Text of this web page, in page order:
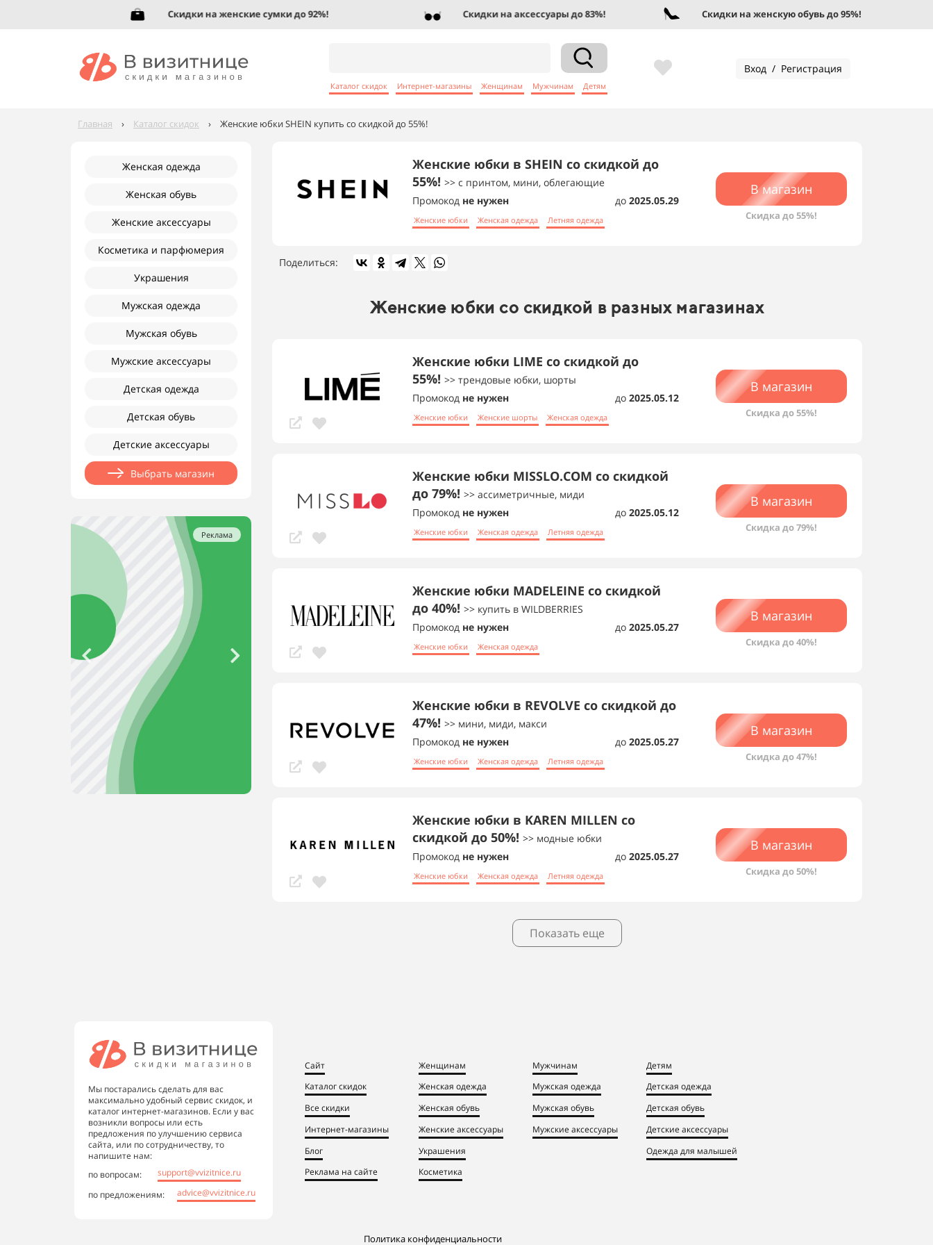
Скидки на женские сумки до 92%! Скидки на аксессуары до 83%! Скидки на женскую обувь до 95%!
Каталог скидок Интернет-магазины Женщинам Мужчинам Детям
Вход / Регистрация
Главная › Каталог скидок › Женские юбки SHEIN купить со скидкой до 55%!
Женская одежда
Женская обувь
Женские аксессуары
Косметика и парфюмерия
Украшения
Мужская одежда
Мужская обувь
Мужские аксессуары
Детская одежда
Детская обувь
Детские аксессуары
Выбрать магазин
Реклама
Женские юбки в SHEIN со скидкой до
55%! >> с принтом, мини, облегающие
Промокод не нужен до 2025.05.29
Женские юбки Женская одежда Летняя одежда
В магазин
Скидка до 55%!
Поделиться:
Женские юбки со скидкой в разных магазинах
Женские юбки LIME со скидкой до
55%! >> трендовые юбки, шорты
Промокод не нужен до 2025.05.12
Женские юбки Женские шорты Женская одежда
В магазин
Скидка до 55%!
Женские юбки MISSLO.COM со скидкой
до 79%! >> ассиметричные, миди
Промокод не нужен до 2025.05.12
Женские юбки Женская одежда Летняя одежда
В магазин
Скидка до 79%!
Женские юбки MADELEINE со скидкой
до 40%! >> купить в WILDBERRIES
Промокод не нужен до 2025.05.27
Женские юбки Женская одежда
В магазин
Скидка до 40%!
Женские юбки в REVOLVE со скидкой до
47%! >> мини, миди, макси
Промокод не нужен до 2025.05.27
Женские юбки Женская одежда Летняя одежда
В магазин
Скидка до 47%!
Женские юбки в KAREN MILLEN со
скидкой до 50%! >> модные юбки
Промокод не нужен до 2025.05.27
Женские юбки Женская одежда Летняя одежда
В магазин
Скидка до 50%!
Показать еще
Мы постарались сделать для вас
максимально удобный сервис скидок, и
каталог интернет-магазинов. Если у вас
возникли вопросы или есть
предложения по улучшению сервиса
сайта, или по сотрудничеству, то
напишите нам:
по вопросам:
support@vvizitnice.ru
по предложениям:
advice@vvizitnice.ru
Сайт
Каталог скидок
Все скидки
Интернет-магазины
Блог
Реклама на сайте
Женщинам
Женская одежда
Женская обувь
Женские аксессуары
Украшения
Косметика
Мужчинам
Мужская одежда
Мужская обувь
Мужские аксессуары
Детям
Детская одежда
Детская обувь
Детские аксессуары
Одежда для малышей
Политика конфиденциальности